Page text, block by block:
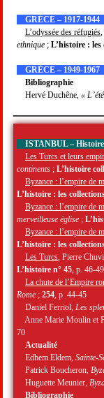
GRÈCE – 1917-1944
L’odyssée des réfugiés
ethnique ; L’histoire : les
GRÈCE – 1949-1967
Bibliographie
Hervé Duchêne, «
ISTANBUL –
Les Turcs et leurs
continents ; L’histoire
Byzance : l’empire de
L’histoire : les
Byzance : l’empire de
merveilleuse église ;
Byzance : l’empire de
L’histoire : les
Les Turcs , Pierre
L’histoire n° 45 , p. 46-49
La chute de l’Empire
Rome ; 254 , p. 44-45
Daniel Ferriol, Les
Anne Marie Moulin et
70
Actualité
Edhem Eldem, Sainte-
Patrick Boucheron,
Huguette Meunier,
Bibliographie